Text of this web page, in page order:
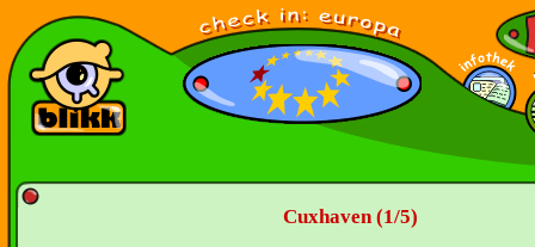
Cuxhaven (1/5)